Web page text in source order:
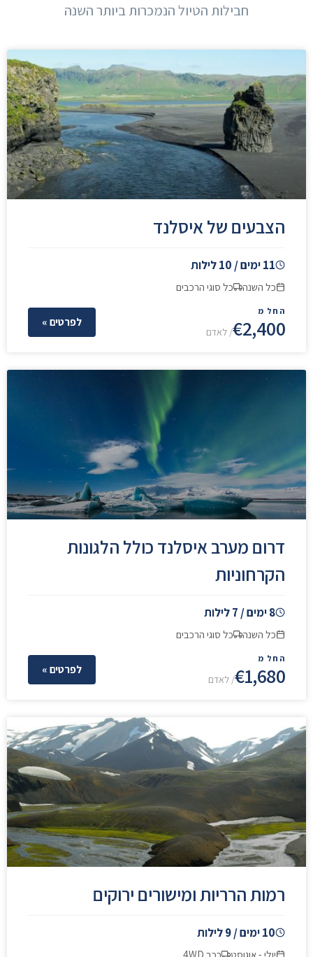
חבילות הטיול הנמכרות ביותר השנה
הצבעים של איסלנד
11 ימים / 10 לילות
כל השנה כל סוגי הרכבים
החל מ
€2,400/ לאדם
לפרטים »
דרום מערב איסלנד כולל הלגונות
הקרחוניות
8 ימים / 7 לילות
כל השנה כל סוגי הרכבים
החל מ
€1,680/ לאדם
לפרטים »
רמות הרריות ומישורים ירוקים
10 ימים / 9 לילות
יולי - אוגוסט רכב 4WD